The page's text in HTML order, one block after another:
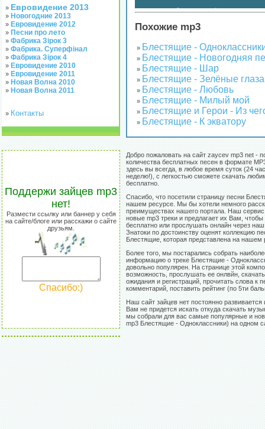
» Евровидение 2013
» Новогодние 2013
» Евровидение 2012
» Песни про лето
» Фабрика Зірок 3
» Фабрика. Суперфінал
» Фабрика Зірок 4
» Евровидение 2010
» Евровидение 2011
» Новая Волна 2010
» Новая Волна 2011
» Контакты
Поддержи зайцев mp3
нет!
Размести ссылку или баннер у себя
на сайте/блоге или расскажи о сайте
друзьям.
Спасибо:)
(нажмите чтобы показать / спрятать)
Похожие mp3
» Блестящие -
» Блестящие - Новогодняя
» Блестящие - Шар
» Блестящие - Зелёные глаза
» Блестящие - Любовь
» Блестящие - Милый мой
» Блестящие и Герои - Из
» Блестящие - К экватору
Добро пожаловать на сайт zaycev mp3 net -
количества бесплатных песен в формате
здесь вы всегда, в любое время суток (24
неделю!), с легкостью сможете скачать
бесплатно.
Спасибо, что посетили страницу песни
нашем ресурсе. Мы бы хотели немного
преимуществах нашего портала. Наш
новые mp3 треки и предлагает их Вам,
бесплатно или прослушать онлайн через
Знатоки по достоинству оценят коллекцию
Блестящие, которая представлена на нашем
Более того, мы постарались собрать
информацию о треке Блестящие -
довольно популярен. На странице этой
возможность, прослушать ее онлвйн,
ожидания и регистраций, прочитать слова к
комментарий, поставить рейтинг (по 5ти
Наш сайт зайцев нет постоянно
Вам не придется искать откуда скачать
мы собрали для вас самые популярные и
mp3 Блестящие - Одноклассники) на одном